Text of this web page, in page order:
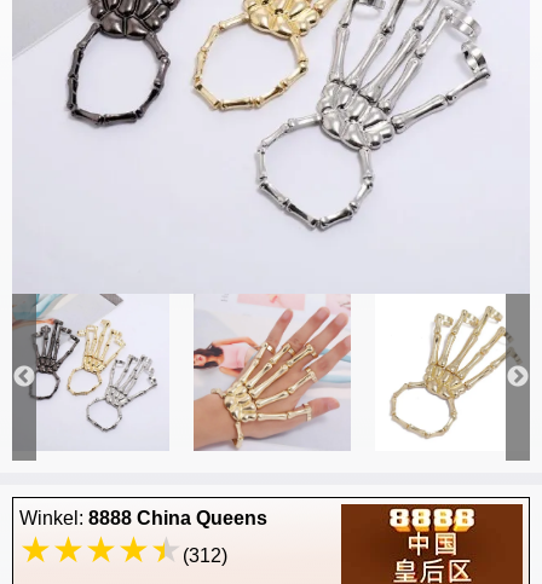
Winkel: 8888 China Queens
(312)